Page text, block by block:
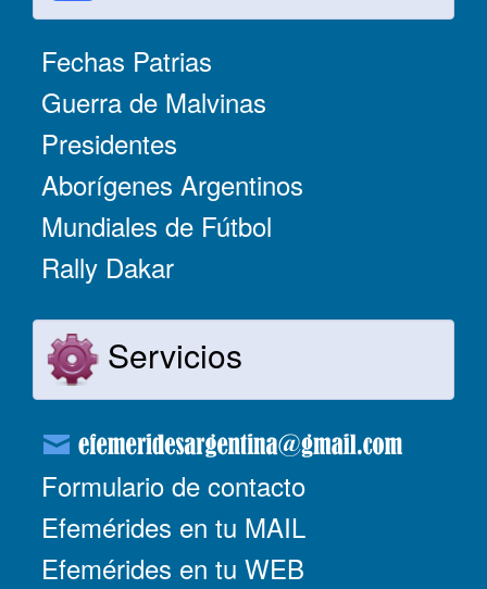
Fechas Patrias
Guerra de Malvinas
Presidentes
Aborígenes Argentinos
Mundiales de Fútbol
Rally Dakar
Servicios
Formulario de contacto
Efemérides en tu MAIL
Efemérides en tu WEB